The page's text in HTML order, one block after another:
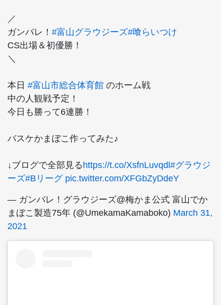
／
ガンバレ！ #富山グラウジーズ#喰らいつけ
CS出場＆初優勝！
＼
本日 #富山市総合体育館 のホーム戦
中の人観戦予定！
今日も勝って6連勝！
バスケかまぼこ作ってみた♪
↓ブログで全部見る https://t.co/XsfnLuvqdl #グラウジ
ーズ#Bリーグ pic.twitter.com/XFGbZyDdeY
— ガンバレ！グラウジーズ@梅かま公式 富山でか
まぼこ製造75年 (@UmekamaKamaboko) March 31,
2021